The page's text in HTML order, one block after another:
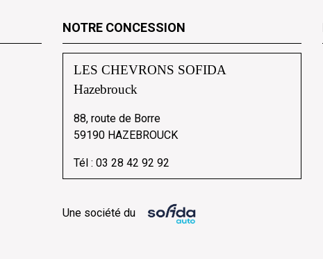
NOTRE CONCESSION
LES CHEVRONS SOFIDA
Hazebrouck
88, route de Borre
59190 HAZEBROUCK
Tél :03 28 42 92 92
Une société du